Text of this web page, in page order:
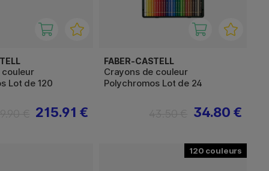
Lot de 120
215.91 €
FABER-CASTELL
Crayons de couleur
Polychromos Lot de 24
34.80 €
120